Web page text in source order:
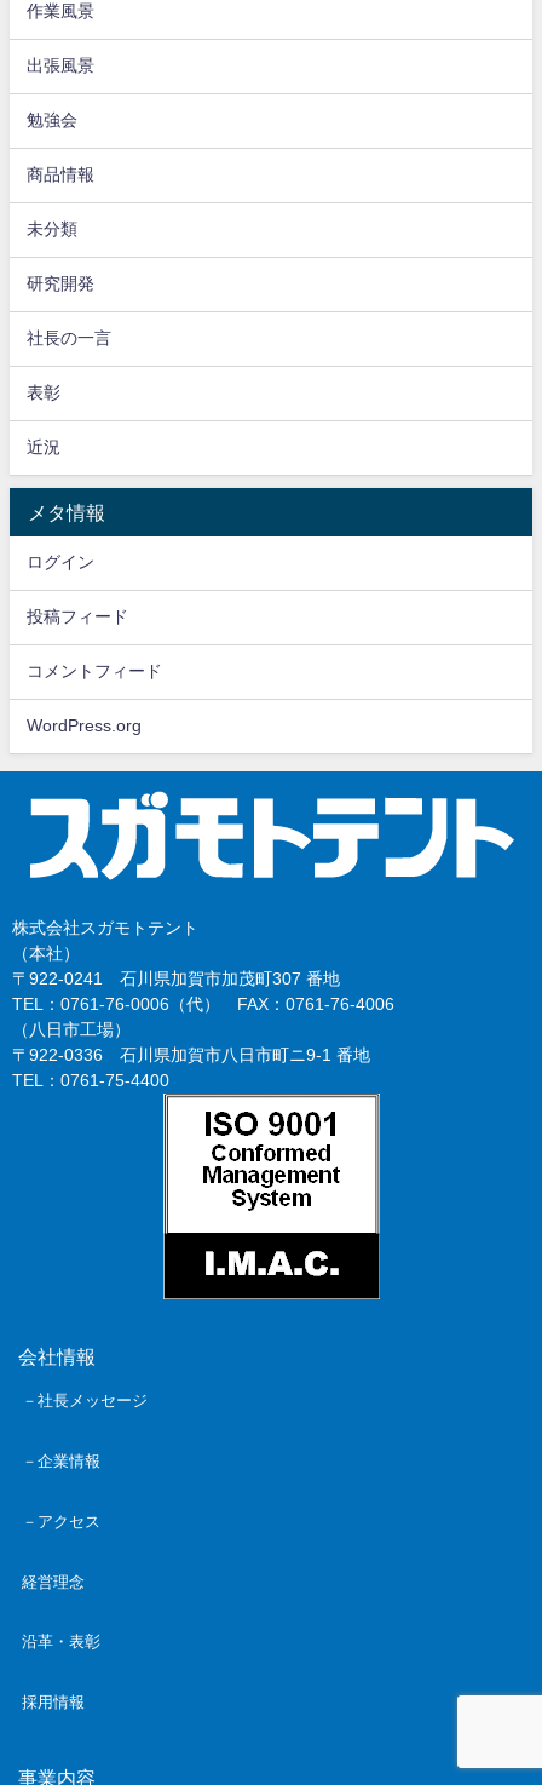
作業風景
出張風景
勉強会
商品情報
未分類
研究開発
社長の一言
表彰
近況
メタ情報
ログイン
投稿フィード
コメントフィード
WordPress.org
株式会社スガモトテント
（本社）
〒922-0241 石川県加賀市加茂町307 番地
TEL：0761-76-0006（代） FAX：0761-76-4006
（八日市工場）
〒922-0336 石川県加賀市八日市町ニ9-1 番地
TEL：0761-75-4400
会社情報
－社長メッセージ
－企業情報
－アクセス
経営理念
沿革・表彰
採用情報
事業内容